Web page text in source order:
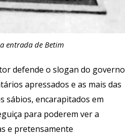
entrada de Betim
defende o slogan do governo
apressados e as mais das
sábios, encarapitados em
para poderem ver a
e pretensamente